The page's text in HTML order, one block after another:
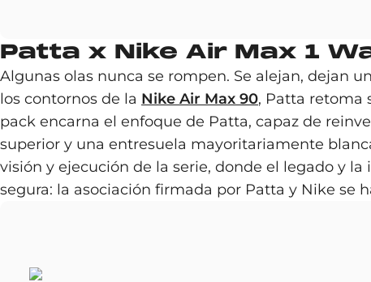
Patta x Nike Air Max 1
Algunas olas nunca se rompen. Se alejan, dejan
los contornos de la Nike Air Max 90, Patta retoma
pack encarna el enfoque de Patta, capaz de
superior y una entresuela mayoritariamente
visión y ejecución de la serie, donde el legado y
segura: la asociación firmada por Patta y Nike se